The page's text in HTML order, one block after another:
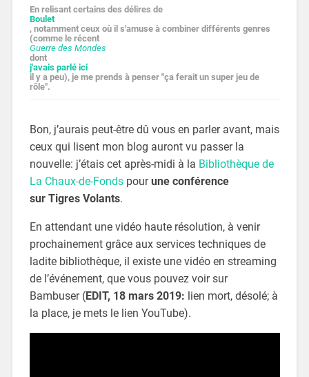
En relisant certains des délires de
Boulet
, notamment ceux où il s'amuse à combiner différents genres
(comme le récent
Guerre des Mondes
dont
j'avais parlé ici
il y a peu), je me prends à penser "ça ferait un super jeu de
rôle".
Bon, j’aurais peut-être dû vous en parler avant, mais
ceux qui lisent mon blog auront vu passer la
nouvelle: j’étais cet après-midi à la Bibliothèque de
La Chaux-de-Fondspourune conférence
sur Tigres Volants.
En attendant une vidéo haute résolution, à venir
prochainement grâce aux services techniques de
ladite bibliothèque, il existe une vidéo en streaming
de l’événement, que vous pouvez voir sur
Bambuser (EDIT, 18 mars 2019: lien mort, désolé; à
la place, je mets le lien YouTube).